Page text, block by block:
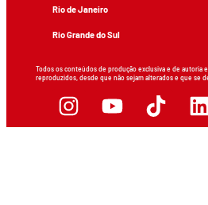
Rio de Janeiro
Rio Grande do Sul
Todos os conteúdos de produção exclusiva e de autoria
reproduzidos, desde que não sejam alterados e que se